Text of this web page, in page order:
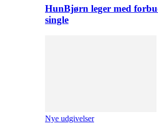
HunBjørn leger med
single
Nye udgivelser